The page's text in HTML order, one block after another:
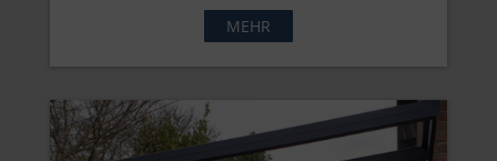
MEHR